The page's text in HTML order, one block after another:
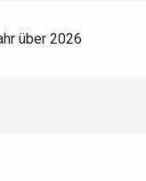
über 2026